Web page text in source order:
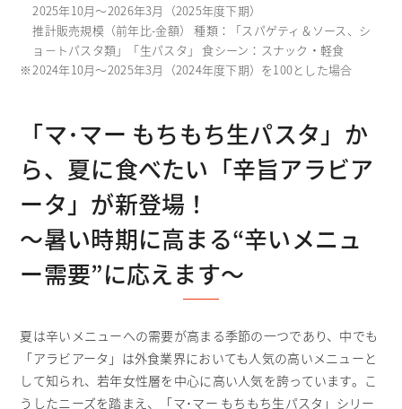
2025年10月～2026年3月（2025年度下期）
推計販売規模（前年比-金額） 種類：「スパゲティ＆ソース、シ
ョ－トパスタ類」「生パスタ」 食シーン：スナック・軽食
※2024年10月～2025年3月（2024年度下期）を100とした場合
「マ･マー もちもち生パスタ」か
ら、 夏に食べたい「辛旨アラビア
ータ」が新登場！
～暑い時期に高まる“辛いメニュ
ー需要”に応えます～
夏は辛いメニューへの需要が高まる季節の一つであり、中でも
「アラビアータ」は外食業界においても人気の高いメニューと
して知られ、若年女性層を中心に高い人気を誇っています。こ
うしたニーズを踏まえ、「マ･マー もちもち生パスタ」シリー